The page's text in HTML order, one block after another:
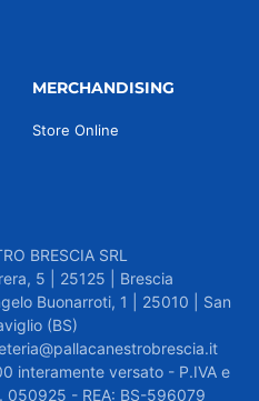
MERCHANDISING
Store Online
BRESCIA SRL
5 | 25125 | Brescia
Buonarroti, 1 | 25010 | San
(BS)
interamente versato - P.IVA e
050925 - REA: BS-596079